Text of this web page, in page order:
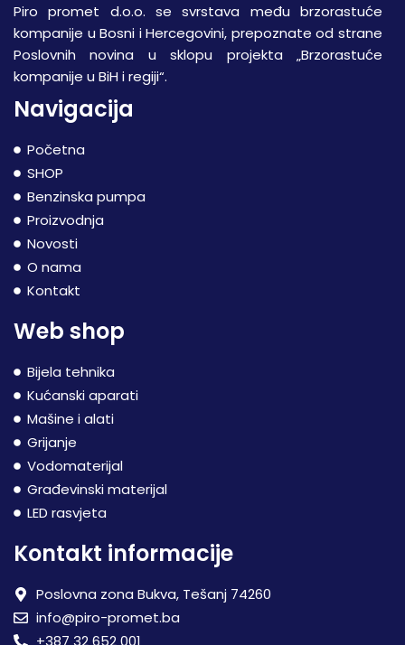
Piro promet d.o.o. se svrstava među brzorastuće
kompanije u Bosni i Hercegovini, prepoznate od strane
Poslovnih novina u sklopu projekta „Brzorastuće
kompanije u BiH i regiji“.
Navigacija
Početna
SHOP
Benzinska pumpa
Proizvodnja
Novosti
O nama
Kontakt
Web shop
Bijela tehnika
Kućanski aparati
Mašine i alati
Grijanje
Vodomaterijal
Građevinski materijal
LED rasvjeta
Kontakt informacije
Poslovna zona Bukva, Tešanj 74260
info@piro-promet.ba
+387 32 652 001